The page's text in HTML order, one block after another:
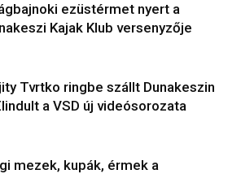
ezüstérmet nyert a
Kajak Klub versenyzője
Tvrtko ringbe szállt Dunakeszin
a VSD új videósorozata
mezek, kupák, érmek a